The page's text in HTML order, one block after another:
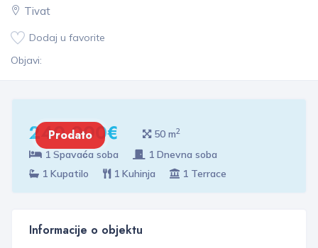
Tivat
Dodaj u favorite
Objavi:
240 000€
Prodato 50 m2
1 Spavaća soba
1 Dnevna soba
1 Kupatilo
1 Kuhinja 1 Terrace
Informacije o objektu